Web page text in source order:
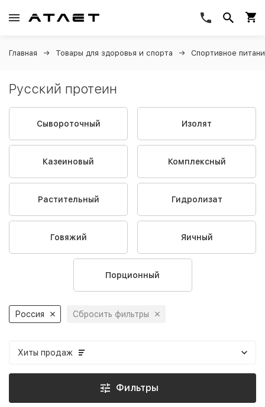
Главная Товары для здоровья и спорта Спортивное
Русский протеин
Сывороточный Изолят
Казеиновый Комплексный
Растительный Гидролизат
Говяжий Яичный
Порционный
Россия Сбросить фильтры
Хиты продаж
Фильтры